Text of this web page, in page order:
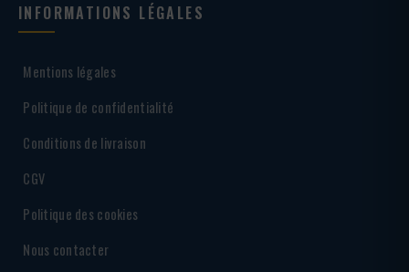
INFORMATIONS LÉGALES
Mentions légales
Politique de confidentialité
Conditions de livraison
CGV
Politique des cookies
Nous contacter